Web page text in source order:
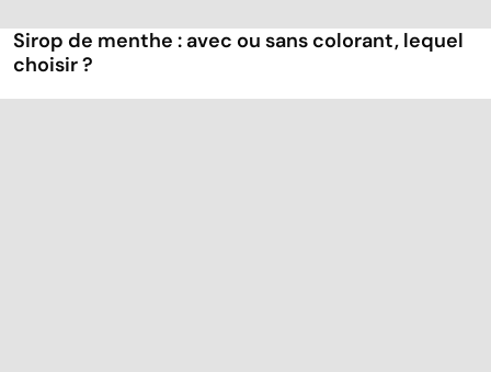
Sirop de menthe : avec ou sans colorant, lequel
choisir ?